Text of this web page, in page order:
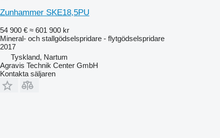
Zunhammer SKE18,5PU
54 900 € ≈ 601 900 kr
Mineral- och stallgödselspridare - flytgödselspridare
2017
Tyskland, Nartum
Agravis Technik Center GmbH
Kontakta säljaren